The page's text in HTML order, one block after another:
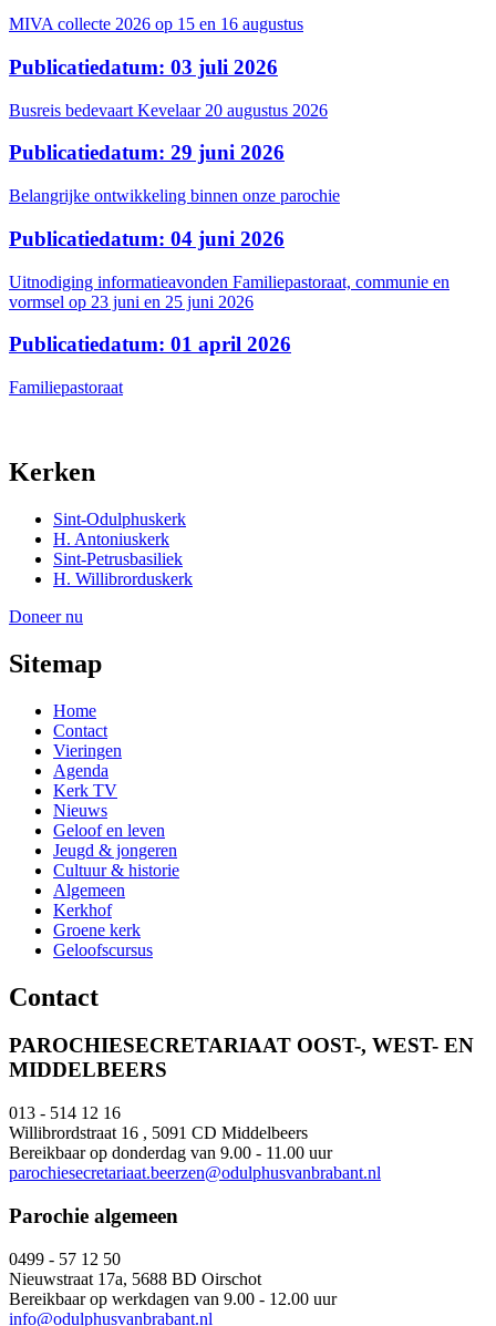
MIVA collecte 2026 op 15 en 16 augustus
Publicatiedatum: 03 juli 2026
Busreis bedevaart Kevelaar 20 augustus 2026
Publicatiedatum: 29 juni 2026
Belangrijke ontwikkeling binnen onze parochie
Publicatiedatum: 04 juni 2026
Uitnodiging informatieavonden Familiepastoraat, communie en
vormsel op 23 juni en 25 juni 2026
Publicatiedatum: 01 april 2026
Familiepastoraat
Kerken
Sint-Odulphuskerk
H. Antoniuskerk
Sint-Petrusbasiliek
H. Willibrorduskerk
Doneer nu
Sitemap
Home
Contact
Vieringen
Agenda
Kerk TV
Nieuws
Geloof en leven
Jeugd & jongeren
Cultuur & historie
Algemeen
Kerkhof
Groene kerk
Geloofscursus
Contact
PAROCHIESECRETARIAAT OOST-, WEST- EN
MIDDELBEERS
013 - 514 12 16
Willibrordstraat 16 , 5091 CD Middelbeers
Bereikbaar op donderdag van 9.00 - 11.00 uur
parochiesecretariaat.beerzen@odulphusvanbrabant.nl
Parochie algemeen
0499 - 57 12 50
Nieuwstraat 17a, 5688 BD Oirschot
Bereikbaar op werkdagen van 9.00 - 12.00 uur
info@odulphusvanbrabant.nl